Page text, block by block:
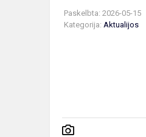
Paskelbta: 2026-05-15
Kategorija: Aktualijos